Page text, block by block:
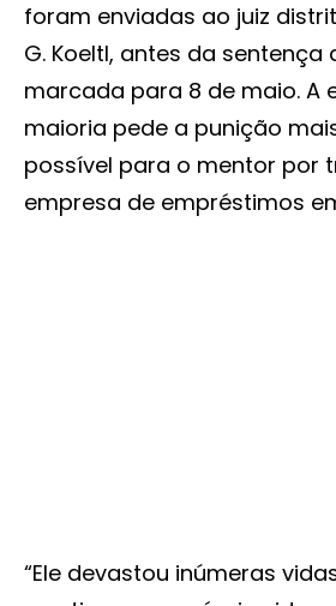
foram enviadas ao juiz
G. Koeltl, antes da sentença
marcada para 8 de maio. A
maioria pede a punição
possível para o mentor por
empresa de empréstimos
“Ele devastou inúmeras